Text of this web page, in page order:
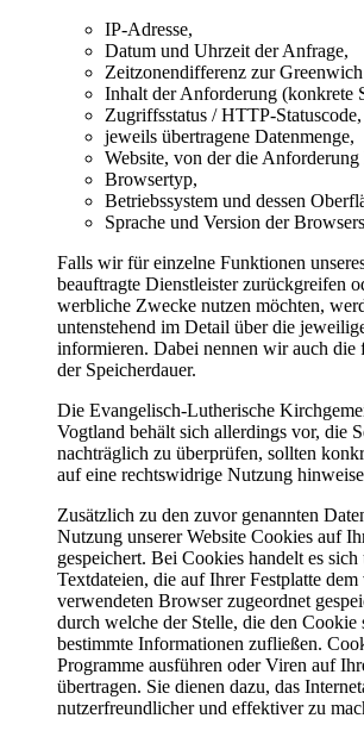
IP-Adresse,
Datum und Uhrzeit der Anfrage,
Zeitzonendifferenz zur
Inhalt der Anforderung (konkrete
Zugriffsstatus / HTTP-Statuscode,
jeweils übertragene Datenmenge,
Website, von der die Anforderung
Browsertyp,
Betriebssystem und dessen
Sprache und Version der
Falls wir für einzelne Funktionen
beauftragte Dienstleister zurückgreifen
werbliche Zwecke nutzen möchten,
untenstehend im Detail über die
informieren. Dabei nennen wir auch die
der Speicherdauer.
Die Evangelisch-Lutherische
Vogtland behält sich allerdings vor, die
nachträglich zu überprüfen, sollten
auf eine rechtswidrige Nutzung
Zusätzlich zu den zuvor genannten
Nutzung unserer Website Cookies auf
gespeichert. Bei Cookies handelt es
Textdateien, die auf Ihrer Festplatte
verwendeten Browser zugeordnet
durch welche der Stelle, die den Cookie
bestimmte Informationen zufließen.
Programme ausführen oder Viren auf
übertragen. Sie dienen dazu, das
nutzerfreundlicher und effektiver zu